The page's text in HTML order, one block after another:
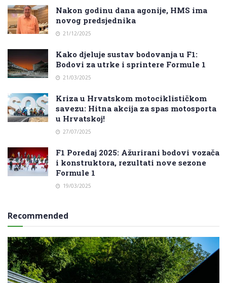
Nakon godinu dana agonije, HMS ima
novog predsjednika
21/12/2025
Kako djeluje sustav bodovanja u F1:
Bodovi za utrke i sprintere Formule 1
21/03/2025
Kriza u Hrvatskom motociklističkom
savezu: Hitna akcija za spas motosporta
u Hrvatskoj!
27/07/2025
F1 Poredaj 2025: Ažurirani bodovi vozača
i konstruktora, rezultati nove sezone
Formule 1
19/03/2025
Recommended